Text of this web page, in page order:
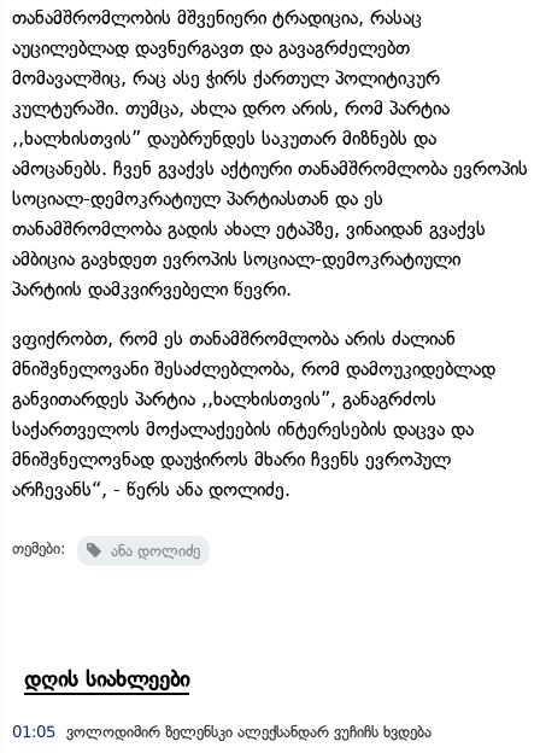
თანამშრომლობის მშვენიერი ტრადიცია, რასაც
აუცილებლად დავნერგავთ და გავაგრძელებთ
მომავალშიც, რაც ასე ჭირს ქართულ პოლიტიკურ
კულტურაში. თუმცა, ახლა დრო არის, რომ პარტია
,,ხალხისთვის” დაუბრუნდეს საკუთარ მიზნებს და
ამოცანებს. ჩვენ გვაქვს აქტიური თანამშრომლობა ევროპის
სოციალ-დემოკრატიულ პარტიასთან და ეს
თანამშრომლობა გადის ახალ ეტაპზე, ვინაიდან გვაქვს
ამბიცია გავხდეთ ევროპის სოციალ-დემოკრატიული
პარტიის დამკვირვებელი წევრი.
ვფიქრობთ, რომ ეს თანამშრომლობა არის ძალიან
მნიშვნელოვანი შესაძლებლობა, რომ დამოუკიდებლად
განვითარდეს პარტია ,,ხალხისთვის”, განაგრძოს
საქართველოს მოქალაქეების ინტერესების დაცვა და
მნიშვნელოვნად დაუჭიროს მხარი ჩვენს ევროპულ
არჩევანს“, - წერს ანა დოლიძე.
თემები: ანა დოლიძე
დღის სიახლეები
01:05 ვოლოდიმირ ზელენსკი ალექსანდარ ვუჩიჩს ხვდება